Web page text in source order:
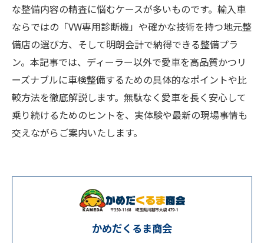
な整備内容の精査に悩むケースが多いものです。輸入車
ならではの「VW専用診断機」や確かな技術を持つ地元整
備店の選び方、そして明朗会計で納得できる整備プラ
ン。本記事では、ディーラー以外で愛車を高品質かつリ
ーズナブルに車検整備するための具体的なポイントや比
較方法を徹底解説します。無駄なく愛車を長く安心して
乗り続けるためのヒントを、実体験や最新の現場事情も
交えながらご案内いたします。
かめだくるま商会